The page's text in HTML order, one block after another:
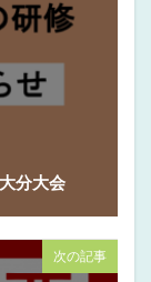
分大会
次の記事